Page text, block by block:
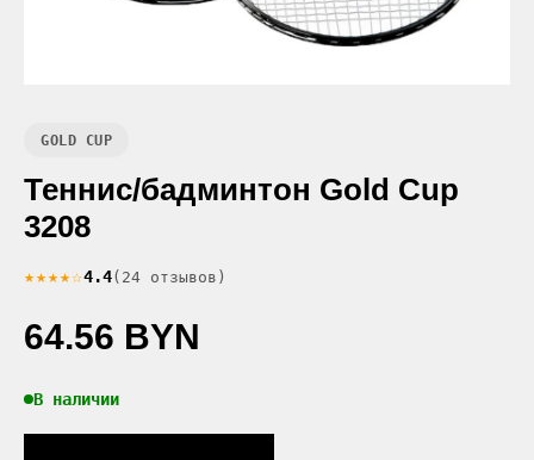
GOLD CUP
Теннис/бадминтон Gold Cup
3208
★★★★☆4.4(24 отзывов)
64.56 BYN
В наличии